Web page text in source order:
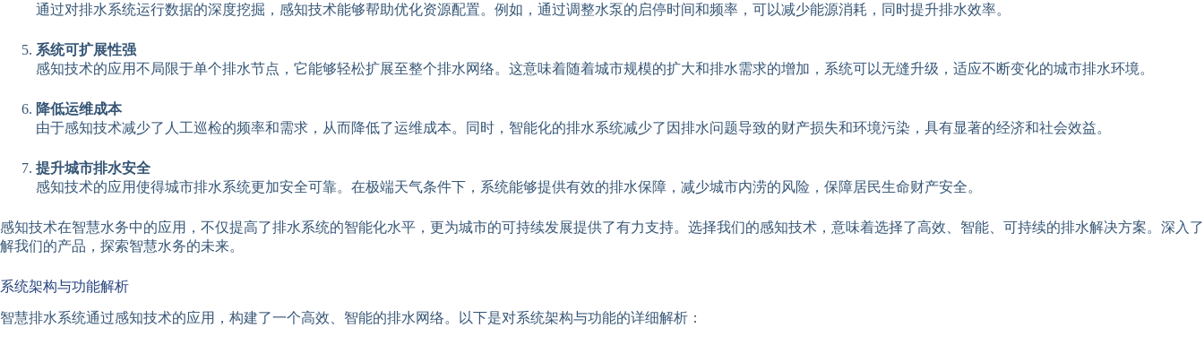
通过对排水系统运行数据的深度挖掘，感知技术能够帮助优化资源配置。例如，通过调整水泵的启停时间和频率，可以减少能源消耗，同时提升排水效率。
系统可扩展性强
感知技术的应用不局限于单个排水节点，它能够轻松扩展至整个排水网络。这意味着随着城市规模的扩大和排水需求的增加，系统可以无缝升级，适应不断变化的城市排水环境。
降低运维成本
由于感知技术减少了人工巡检的频率和需求，从而降低了运维成本。同时，智能化的排水系统减少了因排水问题导致的财产损失和环境污染，具有显著的经济和社会效益。
提升城市排水安全
感知技术的应用使得城市排水系统更加安全可靠。在极端天气条件下，系统能够提供有效的排水保障，减少城市内涝的风险，保障居民生命财产安全。
感知技术在智慧水务中的应用，不仅提高了排水系统的智能化水平，更为城市的可持续发展提供了有力支持。选择我们的感知技术，意味着选择了高效、智能、可持续的排水解决方案。深入了
解我们的产品，探索智慧水务的未来。
系统架构与功能解析
智慧排水系统通过感知技术的应用，构建了一个高效、智能的排水网络。以下是对系统架构与功能的详细解析：